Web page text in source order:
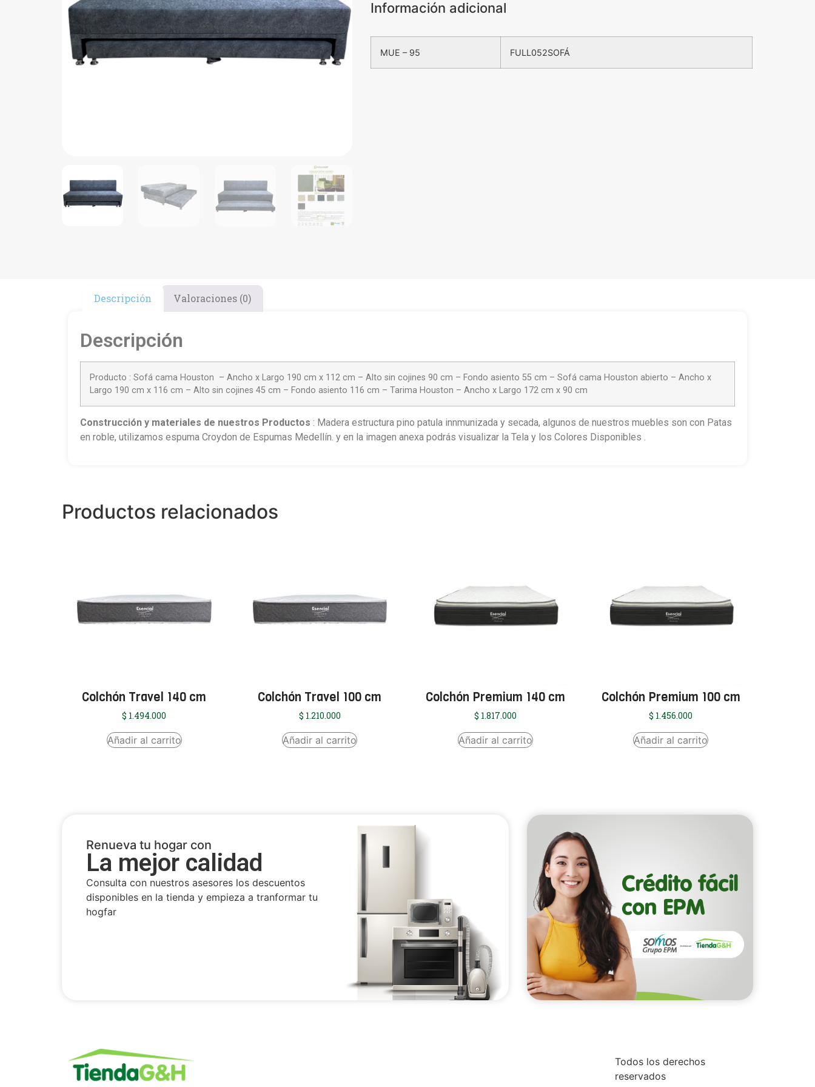
Información adicional
MUE – 95 FULL052SOFÁ
Descripción Valoraciones (0)
Descripción
Producto : Sofá cama Houston – Ancho x Largo 190 cm x 112 cm – Alto sin cojines 90 cm – Fondo asiento 55 cm – Sofá cama Houston abierto – Ancho x
Largo 190 cm x 116 cm – Alto sin cojines 45 cm – Fondo asiento 116 cm – Tarima Houston – Ancho x Largo 172 cm x 90 cm
Construcción y materiales de nuestros Productos : Madera estructura pino patula innmunizada y secada, algunos de nuestros muebles son con Patas
en roble, utilizamos espuma Croydon de Espumas Medellín. y en la imagen anexa podrás visualizar la Tela y los Colores Disponibles .
Productos relacionados
Colchón Travel 140 cm
$ 1.494.000
Añadir al carrito
Colchón Travel 100 cm
$ 1.210.000
Añadir al carrito
Colchón Premium 140 cm
$ 1.817.000
Añadir al carrito
Colchón Premium 100 cm
$ 1.456.000
Añadir al carrito
Renueva tu hogar con
La mejor calidad
Consulta con nuestros asesores los descuentos
disponibles en la tienda y empieza a tranformar tu
hogfar
Todos los derechos
reservados